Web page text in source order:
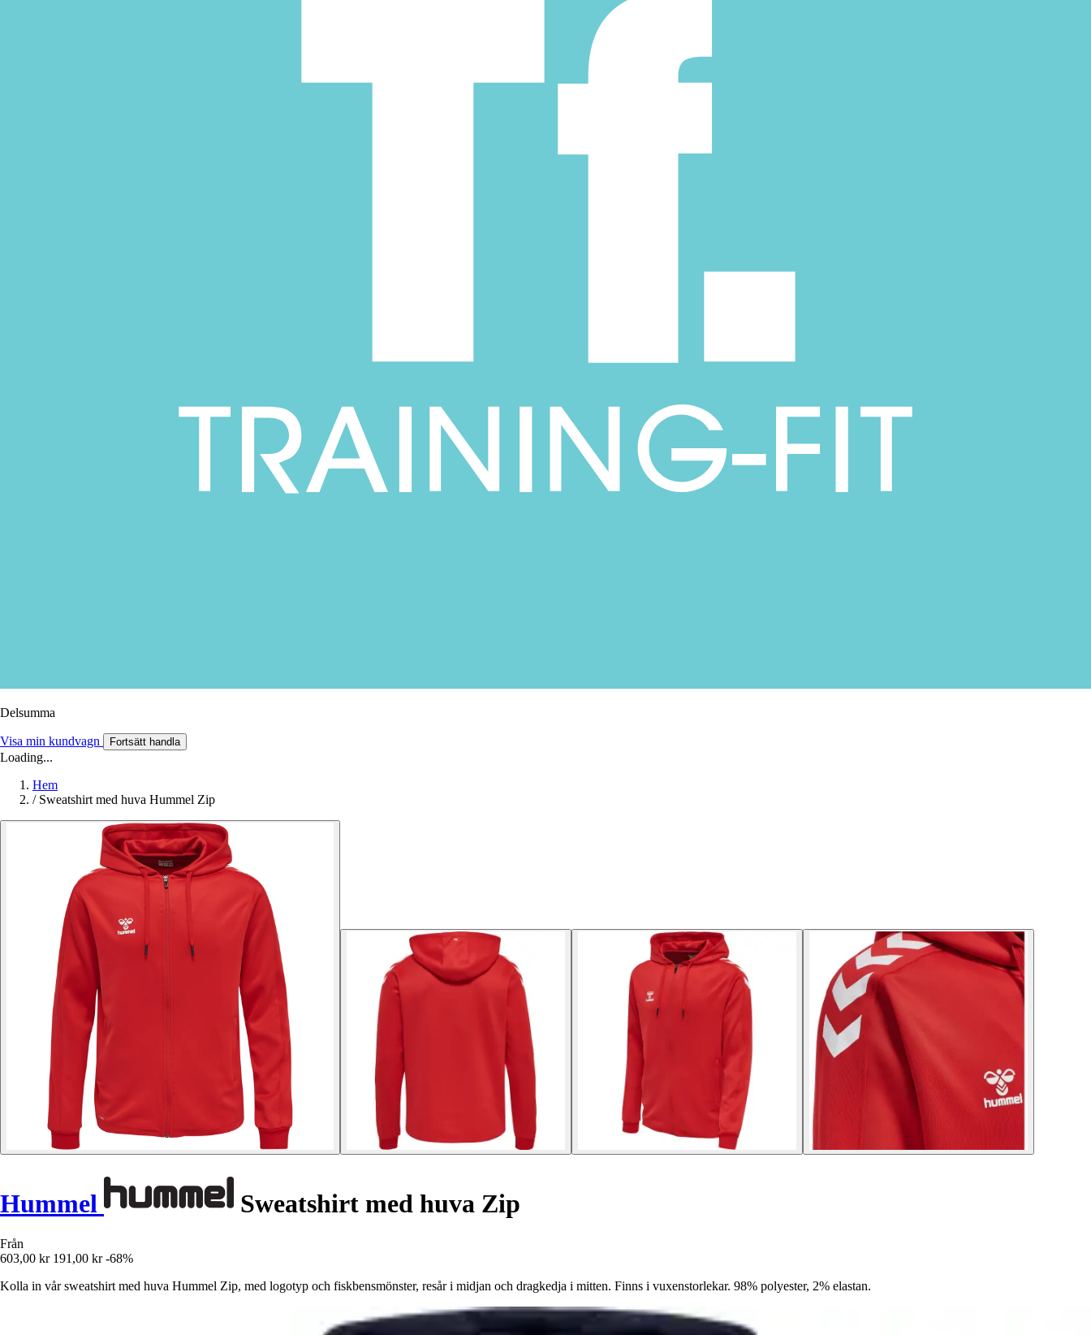
Delsumma
Visa min kundvagn Fortsätt handla
Loading...
Hem
/ Sweatshirt med huva Hummel Zip
Hummel Sweatshirt med huva Zip
Från
603,00 kr 191,00 kr -68%
Kolla in vår sweatshirt med huva Hummel Zip, med logotyp och fiskbensmönster, resår i midjan och dragkedja i mitten. Finns i vuxenstorlekar. 98% polyester, 2% elastan.